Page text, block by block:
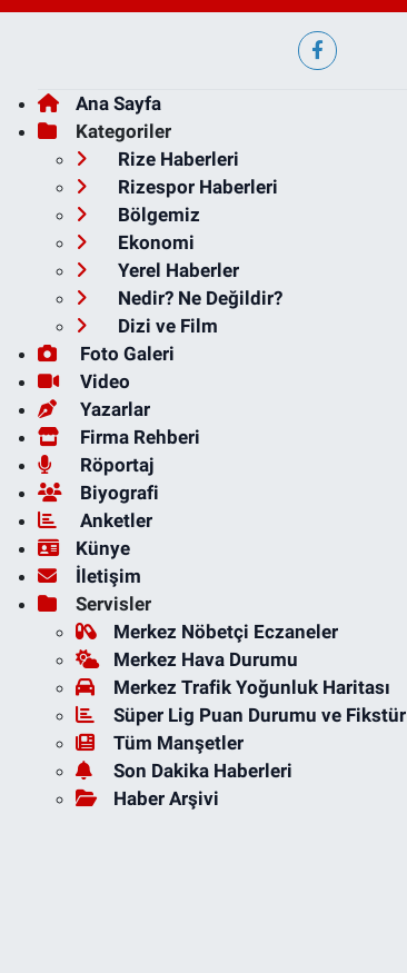
Ana Sayfa
Kategoriler
Rize Haberleri
Rizespor Haberleri
Bölgemiz
Ekonomi
Yerel Haberler
Nedir? Ne Değildir?
Dizi ve Film
Foto Galeri
Video
Yazarlar
Firma Rehberi
Röportaj
Biyografi
Anketler
Künye
İletişim
Servisler
Merkez Nöbetçi Eczaneler
Merkez Hava Durumu
Merkez Trafik Yoğunluk Haritası
Süper Lig Puan Durumu ve Fikstür
Tüm Manşetler
Son Dakika Haberleri
Haber Arşivi